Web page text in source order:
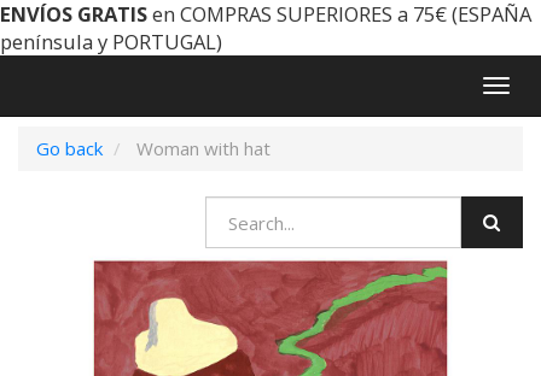
ENVÍOS GRATISen COMPRAS SUPERIORES a 75€ (ESPAÑA
península y PORTUGAL)
Go back
Woman with hat